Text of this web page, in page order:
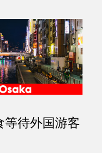
等待外国游客